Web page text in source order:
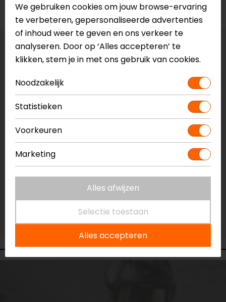
Voorraad
Maat:XS/S
Vestiging Apeldoorn
Niet op voorraad
Niet op voorraad
Vestiging Capelle a/d IJssel
Ruime voorraad
Vestiging Eindhoven
Beperkte voorraad
We gebruiken cookies om jouw browse-ervaring
te verbeteren, gepersonaliseerde advertenties
of inhoud weer te geven en ons verkeer te
analyseren. Door op ‘Alles accepteren’ te
klikken, stem je in met ons gebruik van cookies.
Noodzakelijk
Statistieken
Voorkeuren
Marketing
Alles afwijzen
Selectie toestaan
Alles accepteren